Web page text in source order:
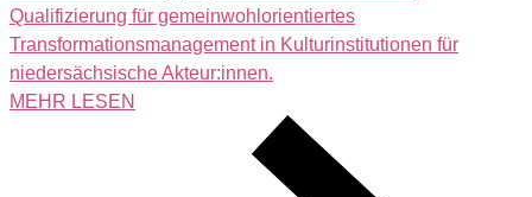
Qualifizierung für gemeinwohlorientiertes
Transformationsmanagement in Kulturinstitutionen für
niedersächsische Akteur:innen.
MEHR LESEN